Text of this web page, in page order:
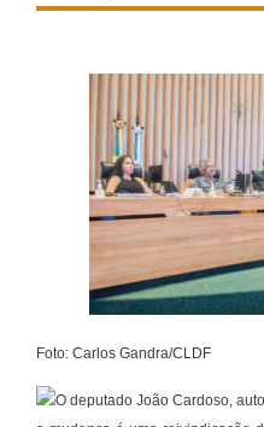
Foto: Carlos Gandra/CLDF